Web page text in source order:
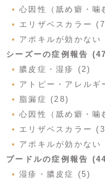
心因性（舐め癖・
エリザベスカラー
アポキルが効かない
シーズーの症例報告
膿皮症・湿疹 (2)
アトピー・アレル
脂漏症 (28)
心因性（舐め癖・
エリザベスカラー
アポキルが効かない
プードルの症例報告
湿疹・膿皮症 (5)